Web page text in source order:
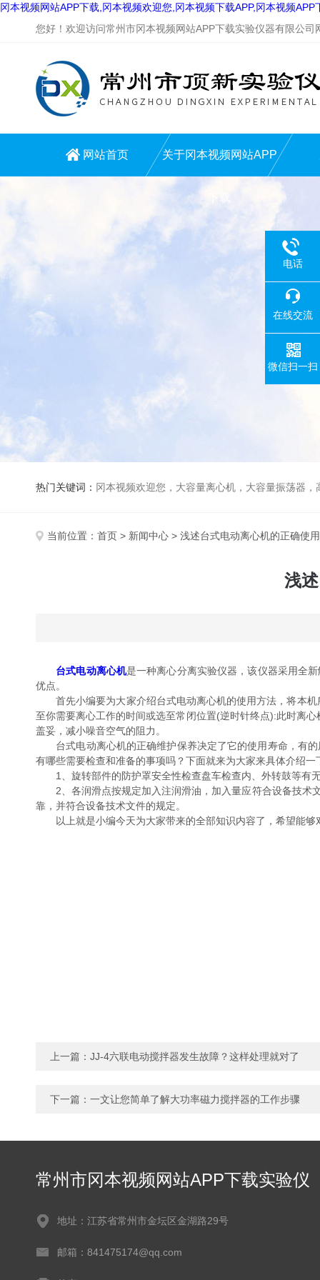
冈本视频网站APP下载,冈本视频欢迎您,冈本视频下载APP,冈本视频APP
您好！欢迎访问常州市冈本视频网站APP下载实验仪器有限公司网
网站首页 关于冈本视频网站APP
热门关键词： 冈本视频欢迎您，大容量离心机，大容量振荡器，高速冷冻离心机，生化、光照、振荡培养箱，磁力搅拌器
当前位置： 首页 > 新闻中心 > 浅述台式电动离心机的正确使
浅
台式电动离心机是一种离心分离实验仪器，该仪器采用全新触
优点。
首先小编要为大家介绍台式电动离心机的使用方法，将本机所配
至你需要离心工作的时间或选至常闭位置(逆时针终点):此时离心机即
盖妥，减小噪音空气的阻力。
台式电动离心机的正确维护保养决定了它的使用寿命，有的
有哪些需要检查和准备的事项吗？下面就来为大家来具体介绍一下
1、旋转部件的防护罩安全性检查盘车检查内、外转鼓等有无
2、各润滑点按规定加入注润滑油，加入量应符合设备技术
靠，并符合设备技术文件的规定。
以上就是小编今天为大家带来的全部知识内容了，希望能够对
上一篇： JJ-4六联电动搅拌器发生故障？这样处理就对了
下一篇： 一文让您简单了解大功率磁力搅拌器的工作步骤
常州市冈本视频网站APP下载实验仪
地址：江苏省常州市金坛区金湖路29号
邮箱：841475174@qq.com
电话
在线交流
微信扫一扫